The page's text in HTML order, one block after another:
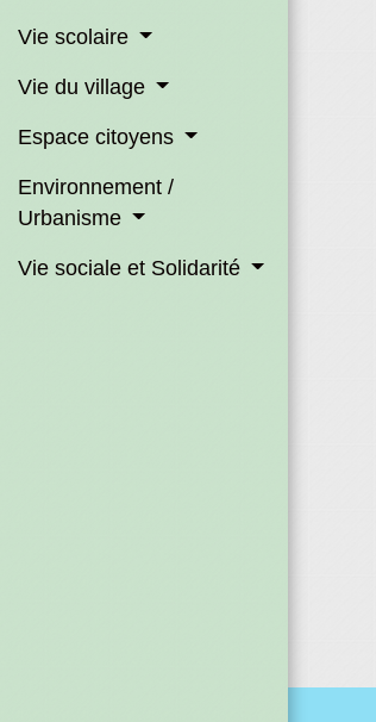
Vie scolaire
Vie du village
Espace citoyens
Environnement /
Urbanisme
Vie sociale et Solidarité